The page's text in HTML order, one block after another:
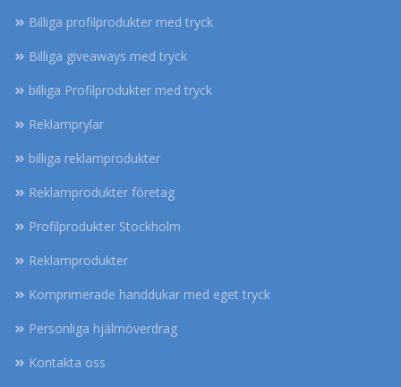
Billiga profilprodukter med tryck
Billiga giveaways med tryck
billiga Profilprodukter med tryck
Reklamprylar
billiga reklamprodukter
Reklamprodukter företag
Profilprodukter Stockholm
Reklamprodukter
Komprimerade handdukar med eget tryck
Personliga hjälmöverdrag
Kontakta oss